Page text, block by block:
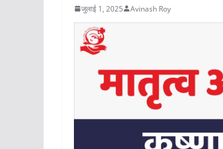
जुलाई 1, 2025 Avinash Roy